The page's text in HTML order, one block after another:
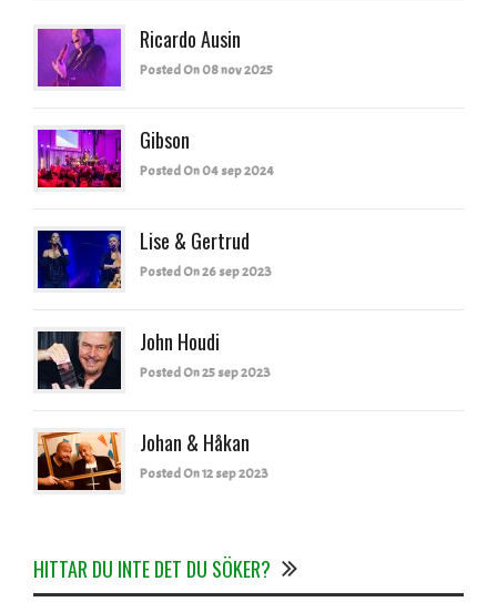
Ricardo Ausin
Posted On 08 nov 2025
Gibson
Posted On 04 sep 2024
Lise & Gertrud
Posted On 26 sep 2023
John Houdi
Posted On 25 sep 2023
Johan & Håkan
Posted On 12 sep 2023
HITTAR DU INTE DET DU SÖKER?